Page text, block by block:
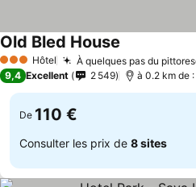
3 ÉtoilesHôtel À quelques pas du
Old Bled House
9,4 Excellent 2 549 à 0.2 km de
De 110 €
Consulter les prix de 8 sites